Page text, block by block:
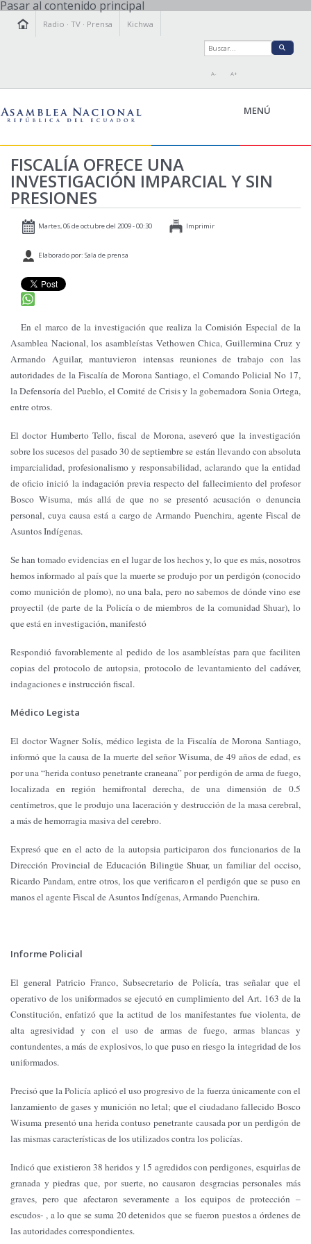
Pasar al contenido principal
Radio ·TV · Prensa Kichwa
A- A+
MENÚ
LA ASAMBLEA
LEGISLAMOS
FISCALIZAMOS
PRENSA
PARTICIPACIÓN
RELACIONES INTERNACIONALES
AGENDA
FISCALÍA OFRECE UNA
INVESTIGACIÓN IMPARCIAL Y SIN
PRESIONES
Martes, 06 de octubre del 2009 - 00:30 Imprimir
Elaborado por: Sala de prensa
En el marco de la investigación que realiza la Comisión Especial de la
Asamblea Nacional, los asambleístas Vethowen Chica, Guillermina Cruz y
Armando Aguilar, mantuvieron intensas reuniones de trabajo con las
autoridades de la Fiscalía de Morona Santiago, el Comando Policial No 17,
la Defensoría del Pueblo, el Comité de Crisis y la gobernadora Sonia Ortega,
entre otros.
El doctor Humberto Tello, fiscal de Morona, aseveró que la investigación
sobre los sucesos del pasado 30 de septiembre se están llevando con absoluta
imparcialidad, profesionalismo y responsabilidad, aclarando que la entidad
de oficio inició la indagación previa respecto del fallecimiento del profesor
Bosco Wisuma, más allá de que no se presentó acusación o denuncia
personal, cuya causa está a cargo de Armando Puenchira, agente Fiscal de
Asuntos Indígenas.
Se han tomado evidencias en el lugar de los hechos y, lo que es más, nosotros
hemos informado al país que la muerte se produjo por un perdigón (conocido
como munición de plomo), no una bala, pero no sabemos de dónde vino ese
proyectil (de parte de la Policía o de miembros de la comunidad Shuar), lo
que está en investigación, manifestó
Respondió favorablemente al pedido de los asambleístas para que faciliten
copias del protocolo de autopsia, protocolo de levantamiento del cadáver,
indagaciones e instrucción fiscal.
Médico Legista
El doctor Wagner Solís, médico legista de la Fiscalía de Morona Santiago,
informó que la causa de la muerte del señor Wisuma, de 49 años de edad, es
por una “herida contuso penetrante craneana” por perdigón de arma de fuego,
localizada en región hemifrontal derecha, de una dimensión de 0.5
centímetros, que le produjo una laceración y destrucción de la masa cerebral,
a más de hemorragia masiva del cerebro.
Expresó que en el acto de la autopsia participaron dos funcionarios de la
Dirección Provincial de Educación Bilingüe Shuar, un familiar del occiso,
Ricardo Pandam, entre otros, los que verificaron el perdigón que se puso en
manos el agente Fiscal de Asuntos Indígenas, Armando Puenchira.
Informe Policial
El general Patricio Franco, Subsecretario de Policía, tras señalar que el
operativo de los uniformados se ejecutó en cumplimiento del Art. 163 de la
Constitución, enfatizó que la actitud de los manifestantes fue violenta, de
alta agresividad y con el uso de armas de fuego, armas blancas y
contundentes, a más de explosivos, lo que puso en riesgo la integridad de los
uniformados.
Precisó que la Policía aplicó el uso progresivo de la fuerza únicamente con el
lanzamiento de gases y munición no letal; que el ciudadano fallecido Bosco
Wisuma presentó una herida contuso penetrante causada por un perdigón de
las mismas características de los utilizados contra los policías.
Indicó que existieron 38 heridos y 15 agredidos con perdigones, esquirlas de
granada y piedras que, por suerte, no causaron desgracias personales más
graves, pero que afectaron severamente a los equipos de protección –
escudos- , a lo que se suma 20 detenidos que se fueron puestos a órdenes de
las autoridades correspondientes.